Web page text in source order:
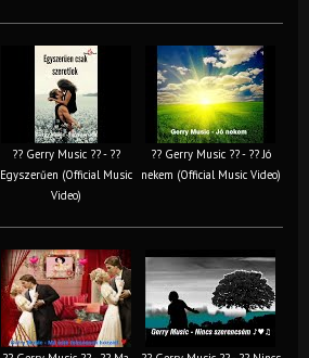
?? Gerry Music ?? - ??
Egyszerűen (Official Music
Video)
?? Gerry Music ?? - ?? Jó
nekem (Official Music Video)